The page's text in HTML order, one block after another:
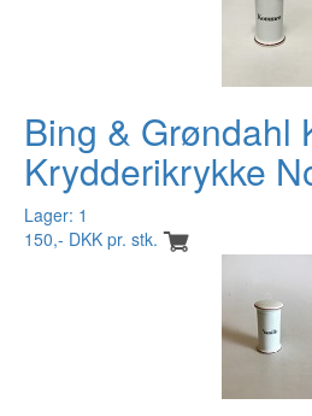
Bing & Grøndahl
Krydderikrykke
Lager: 1
150,- DKK pr. stk.